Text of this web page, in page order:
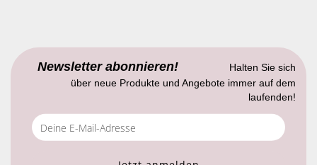
Newsletter abonnieren!
Halten Sie sich
über neue Produkte und Angebote immer auf dem
laufenden!